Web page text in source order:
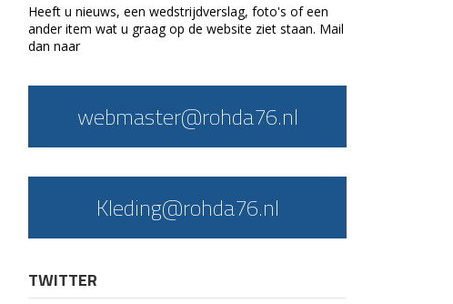
Heeft u nieuws, een wedstrijdverslag, foto's of een
ander item wat u graag op de website ziet staan. Mail
dan naar
webmaster@rohda76.nl
Kleding@rohda76.nl
TWITTER